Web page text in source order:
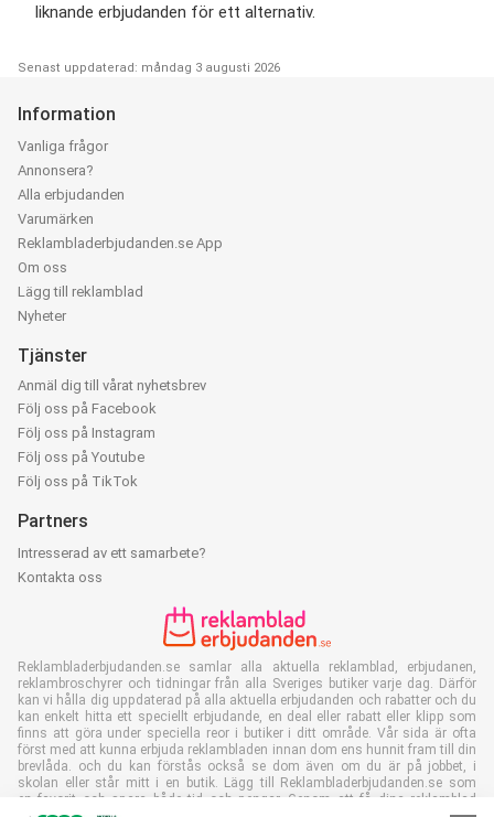
liknande erbjudanden för ett alternativ.
Senast uppdaterad: måndag 3 augusti 2026
Information
Vanliga frågor
Annonsera?
Alla erbjudanden
Varumärken
Reklambladerbjudanden.se App
Om oss
Lägg till reklamblad
Nyheter
Tjänster
Anmäl dig till vårat nyhetsbrev
Följ oss på Facebook
Följ oss på Instagram
Följ oss på Youtube
Följ oss på TikTok
Partners
Intresserad av ett samarbete?
Kontakta oss
Reklambladerbjudanden.se samlar alla aktuella reklamblad, erbjudanen,
reklambroschyrer och tidningar från alla Sveriges butiker varje dag. Därför
kan vi hålla dig uppdaterad på alla aktuella erbjudanden och rabatter och du
kan enkelt hitta ett speciellt erbjudande, en deal eller rabatt eller klipp som
finns att göra under speciella reor i butiker i ditt område. Vår sida är ofta
först med att kunna erbjuda reklambladen innan dom ens hunnit fram till din
brevlåda. och du kan förstås också se dom även om du är på jobbet, i
skolan eller står mitt i en butik. Lägg till Reklambladerbjudanden.se som
en favorit och spara både tid och pengar. Genom att få dina reklamblad